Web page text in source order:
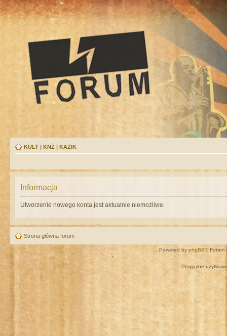
KULT | KNŻ | KAZIK
Informacja
Utworzenie nowego konta jest aktualnie niemożliwe.
Strona główna forum
Powered by phpBB® Forum
Przyjazne